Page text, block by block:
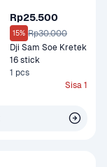
Rp25.500
15% Rp30.000
Dji Sam Soe Kretek
16 stick
1 pcs
Sisa 1